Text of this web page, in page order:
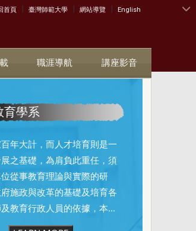
首頁 | 臺灣師範大學 | 網站導覽 | English
職涯導航 講座影音
育學系
年大計，而人才培育則是一
之基礎，為肩負此重任，須
從事教育理論與實際的研
施政與改革的基礎及培育各
教育行政人員的依據，本...